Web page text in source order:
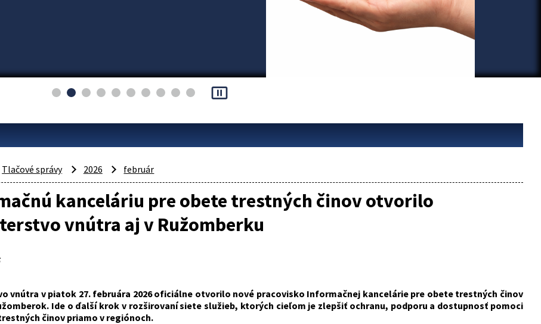
pause_presentation
Tlačové správy 2026 február
kanceláriu pre obete trestných činov otvorilo
vnútra aj v Ružomberku
vnútra v piatok 27. februára 2026 oficiálne otvorilo nové pracovisko Informačnej kancelárie pre obete trestných činov
Ide o ďalší krok v rozširovaní siete služieb, ktorých cieľom je zlepšiť ochranu, podporu a dostupnosť pomoci
činov priamo v regiónoch.